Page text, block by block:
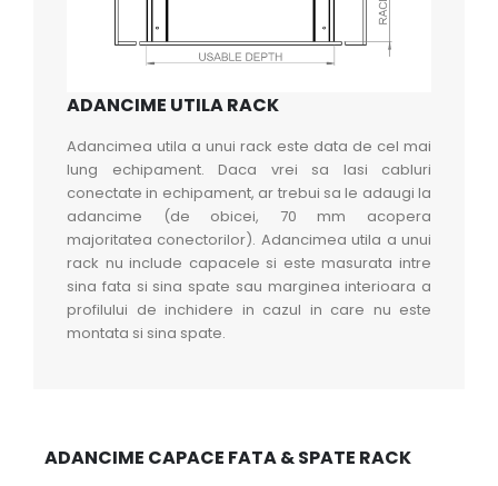
ADANCIME UTILA RACK
Adancimea utila a unui rack este data de cel mai
lung echipament. Daca vrei sa lasi cabluri
conectate in echipament, ar trebui sa le adaugi la
adancime (de obicei, 70 mm acopera
majoritatea conectorilor). Adancimea utila a unui
rack nu include capacele si este masurata intre
sina fata si sina spate sau marginea interioara a
profilului de inchidere in cazul in care nu este
montata si sina spate.
ADANCIME CAPACE FATA & SPATE RACK